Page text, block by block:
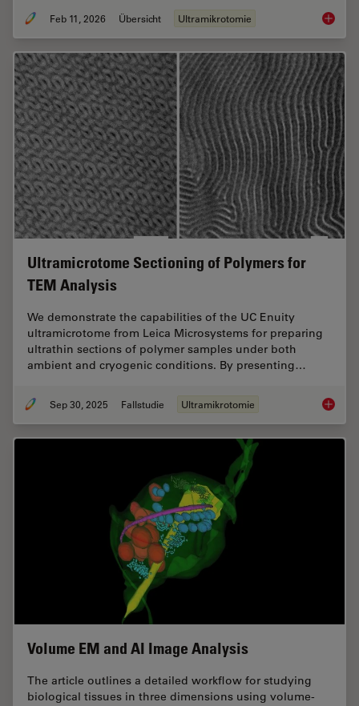
Feb 11, 2026 Übersicht Ultramikrotomie
Ultramicrotome Sectioning of Polymers for
TEM Analysis
We demonstrate the capabilities of the UC Enuity
ultramicrotome from Leica Microsystems for preparing
ultrathin sections of polymer samples under both
ambient and cryogenic conditions. By presenting…
Sep 30, 2025 Fallstudie Ultramikrotomie
Volume EM and AI Image Analysis
The article outlines a detailed workflow for studying
biological tissues in three dimensions using volume-